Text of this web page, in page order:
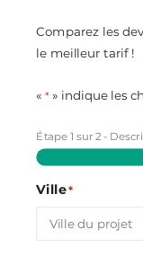
Comparez les
le meilleur tarif !
«* » indique les
Étape1 sur2 -
Ville*